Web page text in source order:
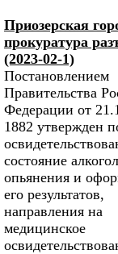
Приозерская
прокуратура
(2023-02-1)
Постановлением
Правительства
Федерации от
1882 утвержден
состояние
опьянения и
его результатов,
направления на
медицинское